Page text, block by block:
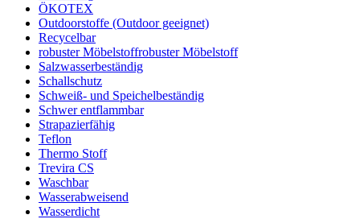
ÖKOTEX
Outdoorstoffe (Outdoor geeignet)
Recycelbar
robuster Möbelstoffrobuster Möbelstoff
Salzwasserbeständig
Schallschutz
Schweiß- und Speichelbeständig
Schwer entflammbar
Strapazierfähig
Teflon
Thermo Stoff
Trevira CS
Waschbar
Wasserabweisend
Wasserdicht